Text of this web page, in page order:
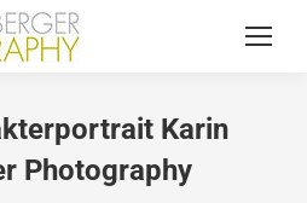
Karin
Photography